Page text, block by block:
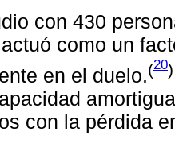
con 430
como un
en el duelo.(20)
con la pérdida